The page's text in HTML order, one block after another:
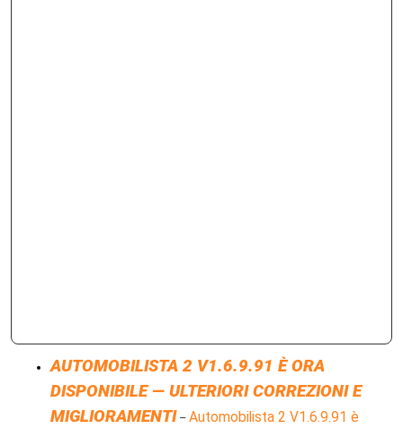
AUTOMOBILISTA 2 V1.6.9.91 È ORA
DISPONIBILE — ULTERIORI CORREZIONI E
MIGLIORAMENTI – Automobilista 2 V1.6.9.91 è